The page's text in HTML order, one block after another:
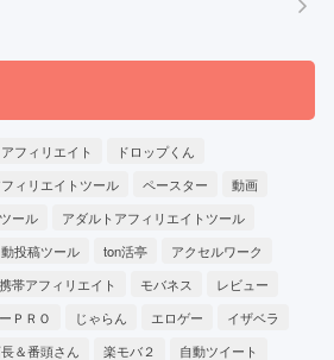
フィリエイト
ドロップくん
ィリエイトツール ペースター
動画
ツール
アダルトアフィリエイトツール
投稿ツール ton活亭
アクセルワーク
携帯アフィリエイト モバネス
レビュー
ＰＲＯ じゃらん エロゲー
イザベラ
＆番頭さん 楽モバ２
自動ツイート